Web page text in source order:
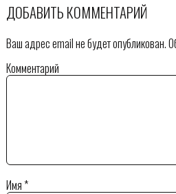
ДОБАВИТЬ КОММЕНТАРИЙ
Ваш адрес email не будет опубликован.
Комментарий
Имя*